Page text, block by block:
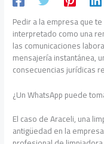
Pedir a la empresa que
interpretado como una
las comunicaciones
mensajería instantánea,
consecuencias jurídicas
¿Un WhatsApp puede
El caso de Araceli, una
antigüedad en la